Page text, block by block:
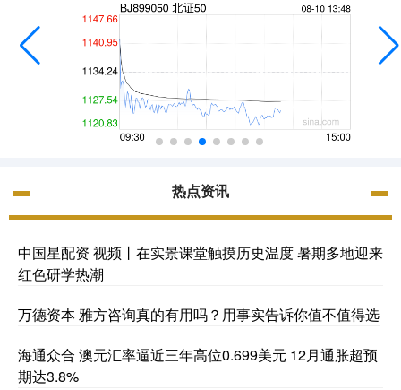
热点资讯
中国星配资 视频丨在实景课堂触摸历史温度 暑期多地迎来
红色研学热潮
万德资本 雅方咨询真的有用吗？用事实告诉你值不值得选
海通众合 澳元汇率逼近三年高位0.699美元 12月通胀超预
期达3.8%